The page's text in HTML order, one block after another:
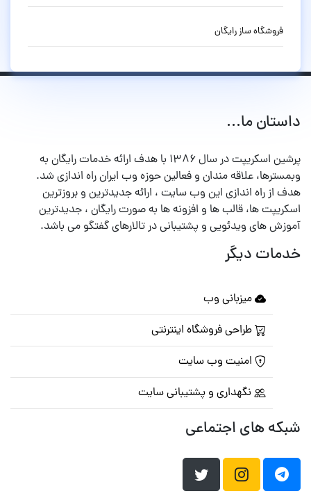
فروشگاه ساز رایگان
داستان ما...
پرشین اسکریپت در سال ۱۳۸۶ با هدف ارائه خدمات رایگان به
وبمسترها، علاقه مندان و فعالین حوزه وب ایران راه اندازی شد.
هدف از راه اندازی این وب سایت ، ارائه جدیدترین و بروزترین
اسکریپت ها، قالب ها و افزونه ها به صورت رایگان ، جدیدترین
آموزش های ویدئویی و پشتیبانی در تالارهای گفتگو می باشد.
خدمات دیگر
میزبانی وب
طراحی فروشگاه اینترنتی
امنیت وب سایت
نگهداری و پشتیبانی سایت
شبکه های اجتماعی